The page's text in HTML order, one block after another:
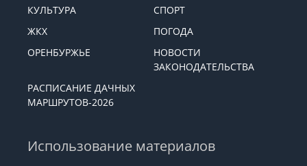
КУЛЬТУРА
СПОРТ
ЖКХ
ПОГОДА
ОРЕНБУРЖЬЕ
НОВОСТИ
ЗАКОНОДАТЕЛЬСТВА
РАСПИСАНИЕ ДАЧНЫХ
МАРШРУТОВ-2026
Использование материалов